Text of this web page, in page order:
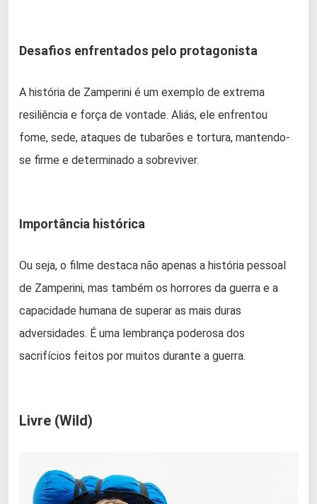
Desafios enfrentados pelo protagonista
A história de Zamperini é um exemplo de extrema
resiliência e força de vontade. Aliás, ele enfrentou
fome, sede, ataques de tubarões e tortura, mantendo-
se firme e determinado a sobreviver.
Importância histórica
Ou seja, o filme destaca não apenas a história pessoal
de Zamperini, mas também os horrores da guerra e a
capacidade humana de superar as mais duras
adversidades. É uma lembrança poderosa dos
sacrifícios feitos por muitos durante a guerra.
Livre (Wild)